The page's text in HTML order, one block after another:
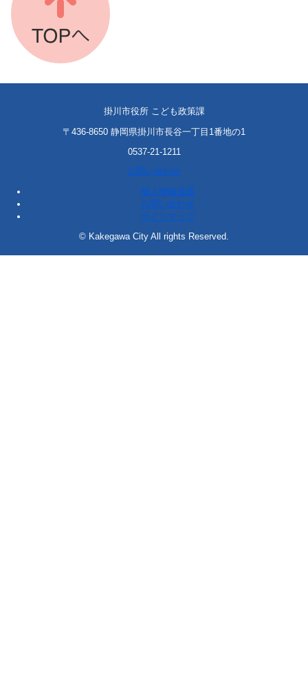
掛川市役所 こども政策課
〒436-8650 静岡県掛川市長谷一丁目1番地の1
0537-21-1211
お問い合わせ
個人情報保護
お問い合わせ
サイトマップ
© Kakegawa City All rights Reserved.